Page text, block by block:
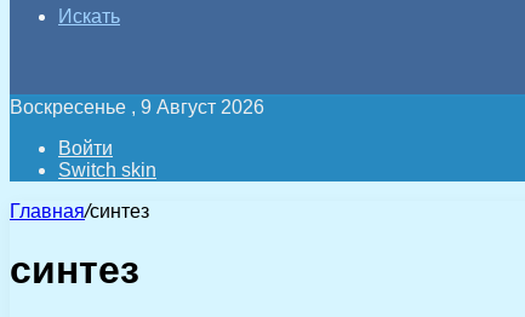
Искать
Воскресенье , 9 Август 2026
Войти
Switch skin
Главная/синтез
синтез